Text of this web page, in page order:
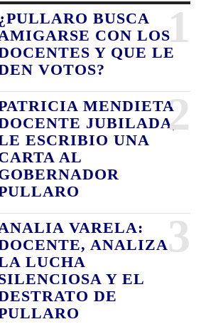
1
¿PULLARO BUSCA
CON LOS
Y QUE LE
VOTOS?
2
MENDIETA
JUBILADA,
ESCRIBIO UNA
AL
3
VARELA:
ANALIZA
LUCHA
Y EL
DE